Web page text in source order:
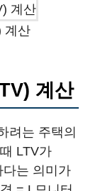
계산
계산
려는 주택의
LTV가
는 의미가